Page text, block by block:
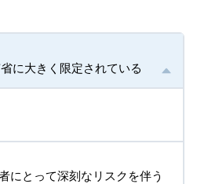
に大きく限定されている
にとって深刻なリスクを伴う